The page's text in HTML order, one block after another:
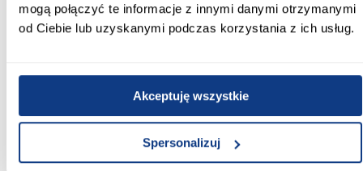
mogą połączyć te informacje z innymi danymi otrzymanymi
od Ciebie lub uzyskanymi podczas korzystania z ich usług.
Akceptuję wszystkie
Spersonalizuj
Wzornictwo:
Mrozoodporność:
Powierzchnia: